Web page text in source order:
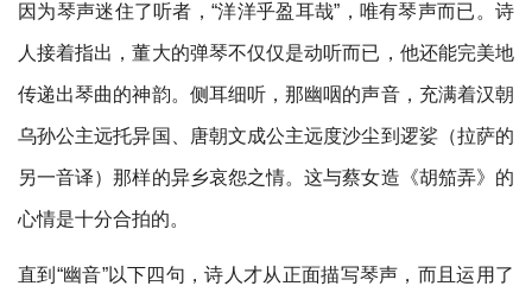
因为琴声迷住了听者，“洋洋乎盈耳哉”，唯有琴声而已。诗
人接着指出，董大的弹琴不仅仅是动听而已，他还能完美地
传递出琴曲的神韵。侧耳细听，那幽咽的声音，充满着汉朝
乌孙公主远托异国、唐朝文成公主远度沙尘到逻娑（拉萨的
另一音译）那样的异乡哀怨之情。这与蔡女造《胡笳弄》的
心情是十分合拍的。
直到“幽音”以下四句，诗人才从正面描写琴声，而且运用了